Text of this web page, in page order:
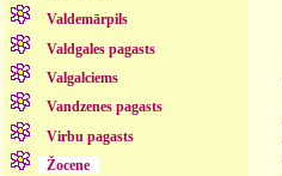
Valdemārpils
Valdgales pagasts
Valgalciems
Vandzenes pagasts
Virbu pagasts
Žocene